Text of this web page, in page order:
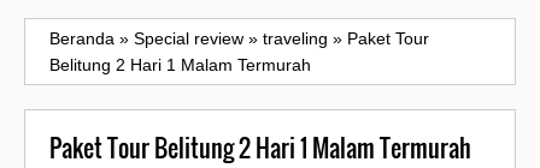
Beranda » Special review » traveling » Paket Tour
Belitung 2 Hari 1 Malam Termurah
Paket Tour Belitung 2 Hari 1 Malam Termurah